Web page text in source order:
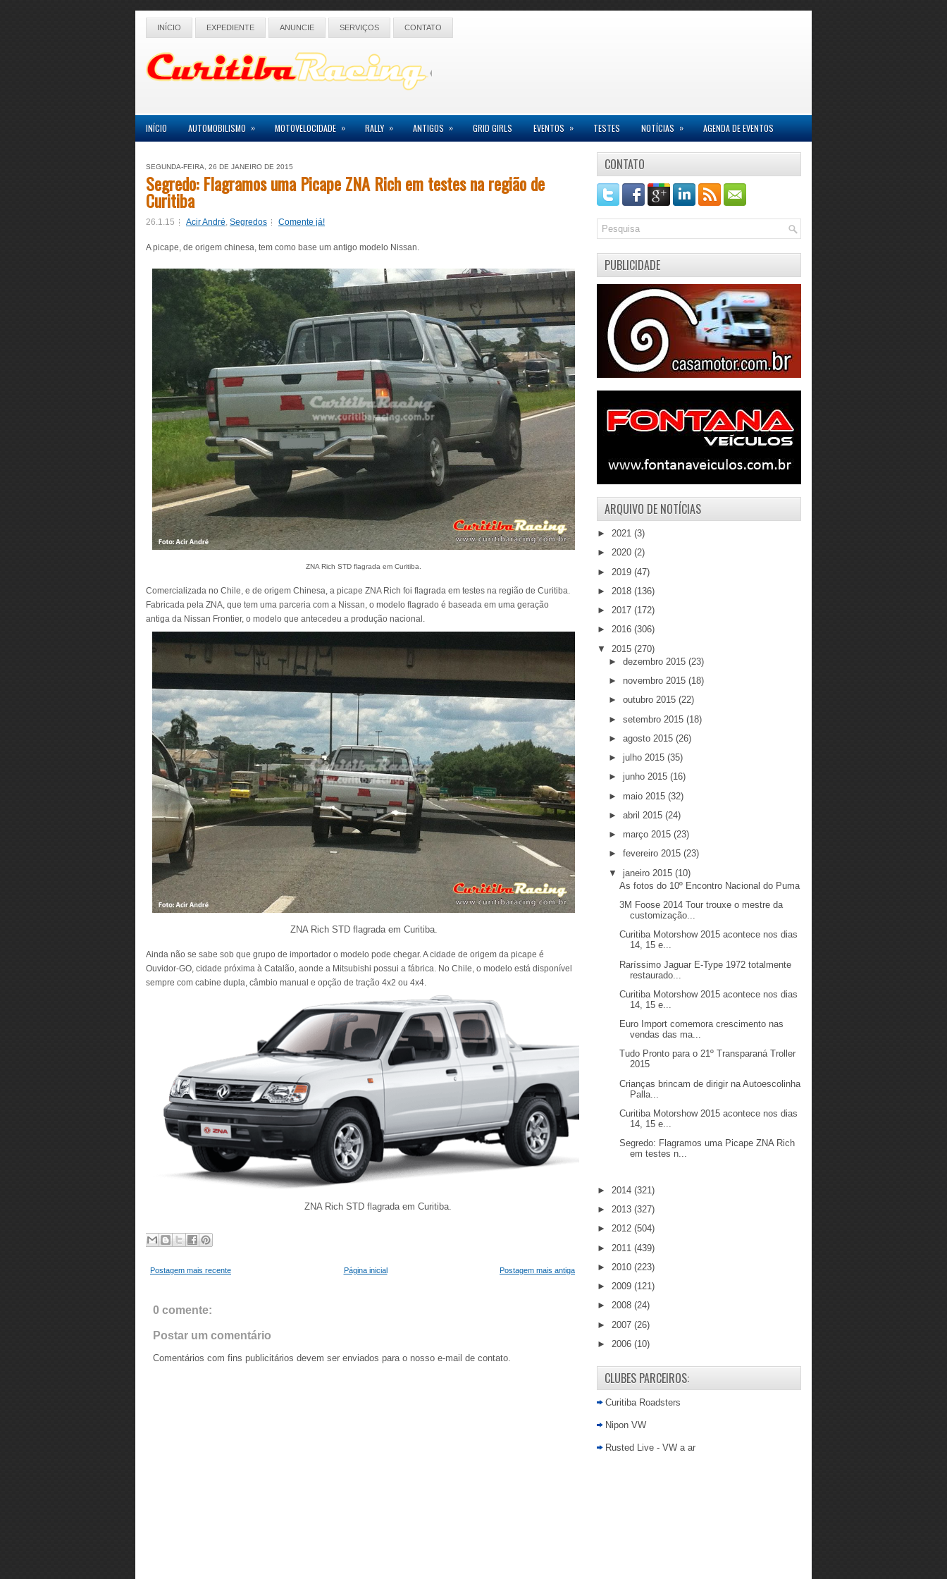
INÍCIO EXPEDIENTE ANUNCIE SERVIÇOS CONTATO
INÍCIO AUTOMOBILISMO » MOTOVELOCIDADE » RALLY » ANTIGOS » GRID GIRLS EVENTOS » TESTES NOTÍCIAS » AGENDA DE EVENTOS
SEGUNDA-FEIRA, 26 DE JANEIRO DE 2015
Segredo: Flagramos uma Picape ZNA Rich em testes na região de
Curitiba
26.1.15 Acir André, Segredos Comente já!
A picape, de origem chinesa, tem como base um antigo modelo Nissan.
ZNA Rich STD flagrada em Curitiba.
Comercializada no Chile, e de origem Chinesa, a picape ZNA Rich foi flagrada em testes na região de Curitiba.
Fabricada pela ZNA, que tem uma parceria com a Nissan, o modelo flagrado é baseada em uma geração
antiga da Nissan Frontier, o modelo que antecedeu a produção nacional.
ZNA Rich STD flagrada em Curitiba.
Ainda não se sabe sob que grupo de importador o modelo pode chegar. A cidade de origem da picape é
Ouvidor-GO, cidade próxima à Catalão, aonde a Mitsubishi possui a fábrica. No Chile, o modelo está disponível
sempre com cabine dupla, câmbio manual e opção de tração 4x2 ou 4x4.
ZNA Rich STD flagrada em Curitiba.
Postagem mais recente Postagem mais antiga
Página inicial
0 comente:
Postar um comentário
Comentários com fins publicitários devem ser enviados para o nosso e-mail de contato.
CONTATO
PUBLICIDADE
ARQUIVO DE NOTÍCIAS
► 2021 (3)
► 2020 (2)
► 2019 (47)
► 2018 (136)
► 2017 (172)
► 2016 (306)
▼ 2015 (270)
► dezembro 2015 (23)
► novembro 2015 (18)
► outubro 2015 (22)
► setembro 2015 (18)
► agosto 2015 (26)
► julho 2015 (35)
► junho 2015 (16)
► maio 2015 (32)
► abril 2015 (24)
► março 2015 (23)
► fevereiro 2015 (23)
▼ janeiro 2015 (10)
As fotos do 10º Encontro Nacional do Puma
3M Foose 2014 Tour trouxe o mestre da
customização...
Curitiba Motorshow 2015 acontece nos dias
14, 15 e...
Raríssimo Jaguar E-Type 1972 totalmente
restaurado...
Curitiba Motorshow 2015 acontece nos dias
14, 15 e...
Euro Import comemora crescimento nas
vendas das ma...
Tudo Pronto para o 21º Transparaná Troller
2015
Crianças brincam de dirigir na Autoescolinha
Palla...
Curitiba Motorshow 2015 acontece nos dias
14, 15 e...
Segredo: Flagramos uma Picape ZNA Rich
em testes n...
► 2014 (321)
► 2013 (327)
► 2012 (504)
► 2011 (439)
► 2010 (223)
► 2009 (121)
► 2008 (24)
► 2007 (26)
► 2006 (10)
CLUBES PARCEIROS:
Curitiba Roadsters
Nipon VW
Rusted Live - VW a ar